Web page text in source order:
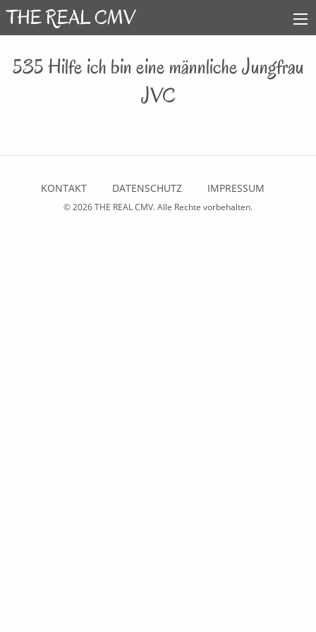
535 Hilfe ich bin eine männliche Jungfrau
JVC
KONTAKT DATENSCHUTZ IMPRESSUM
© 2026THE REAL CMV. Alle Rechte vorbehalten.